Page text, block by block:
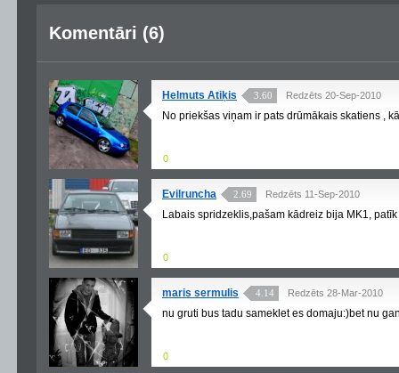
Komentāri (6)
Helmuts Atiķis 3.60 Redzēts 20-Sep-2010
No priekšas viņam ir pats drūmākais skatiens ,
0
Evilruncha 2.69 Redzēts 11-Sep-2010
Labais spridzeklis,pašam kādreiz bija MK1,
0
maris sermulis 4.14 Redzēts 28-Mar-2010
nu gruti bus tadu sameklet es domaju:)bet nu
0